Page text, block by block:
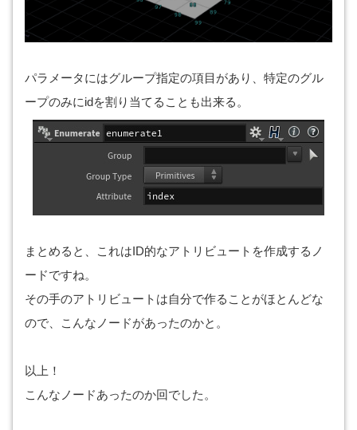
パラメータにはグループ指定の項目があり、特定のグル
ープのみにidを割り当てることも出来る。
まとめると、これはID的なアトリビュートを作成するノ
ードですね。
その手のアトリビュートは自分で作ることがほとんどな
ので、こんなノードがあったのかと。
以上！
こんなノードあったのか回でした。